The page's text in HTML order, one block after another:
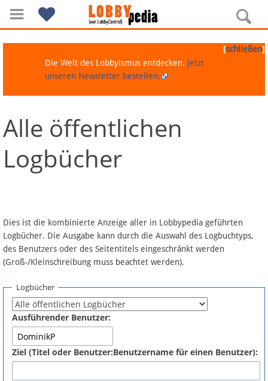
Navigation
Über Lobbypedia
Artikel nach Kategorien
FAQ
Fördermitglied werden
Fehler melden
[schließen]
Die Welt des Lobbyismus entdecken. Jetzt
unseren Newsletter bestellen.
Alle öffentlichen
Logbücher
Dies ist die kombinierte Anzeige aller in Lobbypedia geführten
Logbücher. Die Ausgabe kann durch die Auswahl des Logbuchtyps,
des Benutzers oder des Seitentitels eingeschränkt werden
(Groß-/Kleinschreibung muss beachtet werden).
Logbücher
Ausführender Benutzer:
Ziel (Titel oder Benutzer:Benutzername für einen Benutzer):